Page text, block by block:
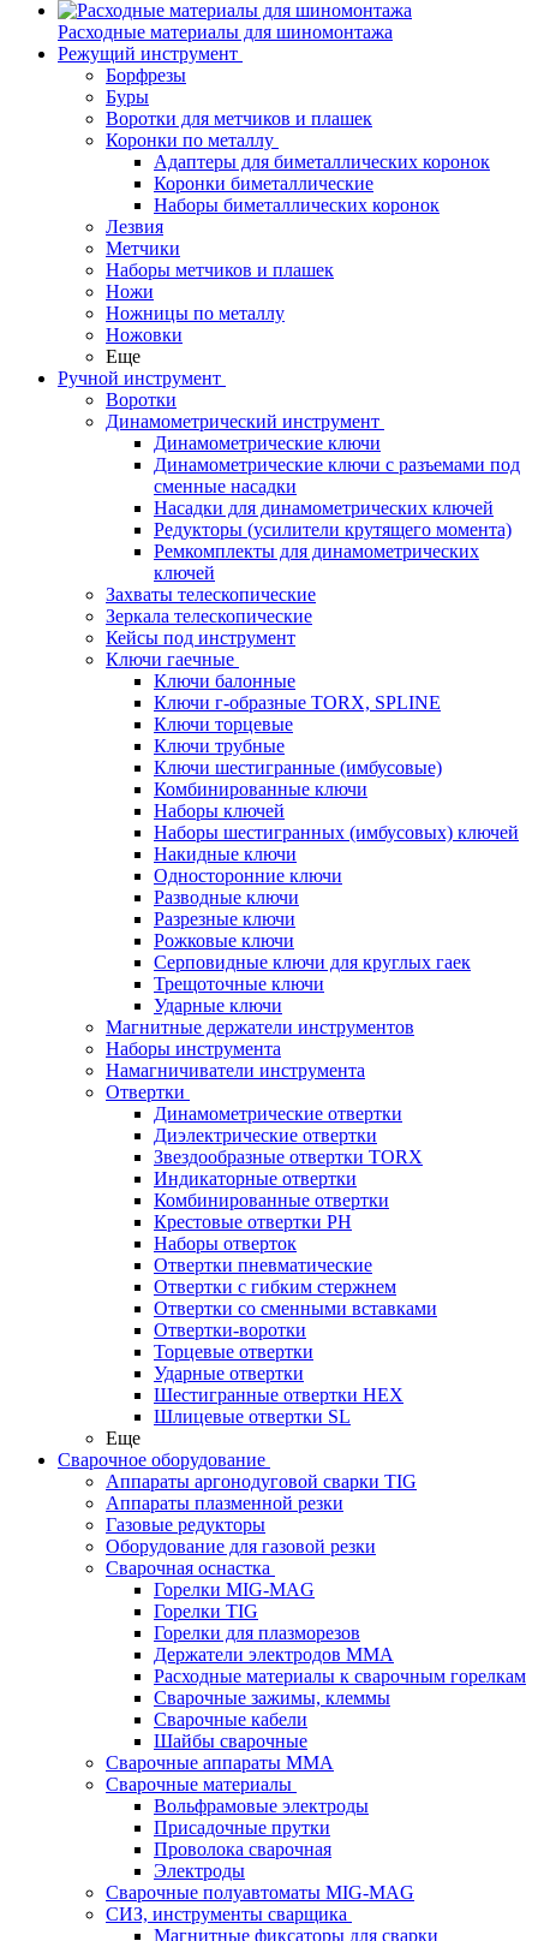
Расходные материалы для шиномонтажа
Режущий инструмент
Борфрезы
Буры
Воротки для метчиков и плашек
Коронки по металлу
Адаптеры для биметаллических коронок
Коронки биметаллические
Наборы биметаллических коронок
Лезвия
Метчики
Наборы метчиков и плашек
Ножи
Ножницы по металлу
Ножовки
Еще
Ручной инструмент
Воротки
Динамометрический инструмент
Динамометрические ключи
Динамометрические ключи с разъемами под
сменные насадки
Насадки для динамометрических ключей
Редукторы (усилители крутящего момента)
Ремкомплекты для динамометрических
ключей
Захваты телескопические
Зеркала телескопические
Кейсы под инструмент
Ключи гаечные
Ключи балонные
Ключи г-образные TORX, SPLINE
Ключи торцевые
Ключи трубные
Ключи шестигранные (имбусовые)
Комбинированные ключи
Наборы ключей
Наборы шестигранных (имбусовых) ключей
Накидные ключи
Односторонние ключи
Разводные ключи
Разрезные ключи
Рожковые ключи
Серповидные ключи для круглых гаек
Трещоточные ключи
Ударные ключи
Магнитные держатели инструментов
Наборы инструмента
Намагничиватели инструмента
Отвертки
Динамометрические отвертки
Диэлектрические отвертки
Звездообразные отвертки TORX
Индикаторные отвертки
Комбинированные отвертки
Крестовые отвертки PH
Наборы отверток
Отвертки пневматические
Отвертки с гибким стержнем
Отвертки со сменными вставками
Отвертки-воротки
Торцевые отвертки
Ударные отвертки
Шестигранные отвертки HEX
Шлицевые отвертки SL
Еще
Сварочное оборудование
Аппараты аргонодуговой сварки TIG
Аппараты плазменной резки
Газовые редукторы
Оборудование для газовой резки
Сварочная оснастка
Горелки MIG-MAG
Горелки TIG
Горелки для плазморезов
Держатели электродов ММА
Расходные материалы к сварочным горелкам
Сварочные зажимы, клеммы
Сварочные кабели
Шайбы сварочные
Сварочные аппараты MMA
Сварочные материалы
Вольфрамовые электроды
Присадочные прутки
Проволока сварочная
Электроды
Сварочные полуавтоматы MIG-MAG
СИЗ, инструменты сварщика
Магнитные фиксаторы для сварки